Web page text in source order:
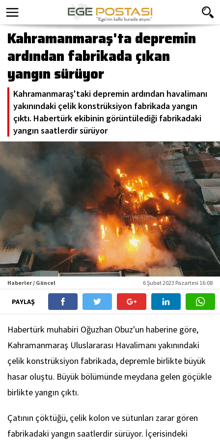
Kahramanmaraş'ta depremin
ardından fabrikada çıkan
yangın sürüyor
Kahramanmaraş'taki depremin ardından havalimanı
yakınındaki çelik konstrüksiyon fabrikada yangın
çıktı. Habertürk ekibinin görüntülediği fabrikadaki
yangın saatlerdir sürüyor
Haberler / Güncel 6 Şubat 2023 Pazartesi 16:08
PAYLAŞ
Habertürk muhabiri Oğuzhan Obuz'un haberine göre,
Kahramanmaraş Uluslararası Havalimanı yakınındaki
çelik konstrüksiyon fabrikada, depremle birlikte büyük
hasar oluştu. Büyük bölümünde meydana gelen göçükle
birlikte yangın çıktı.
Çatının çöktüğü, çelik kolon ve sütunları zarar gören
fabrikadaki yangın saatlerdir sürüyor. İçerisindeki